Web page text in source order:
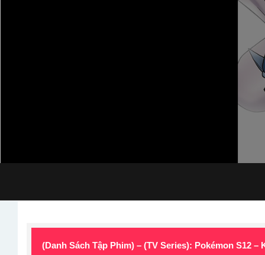
(Danh Sách Tập Phim) – (TV Series): Pokémon S12